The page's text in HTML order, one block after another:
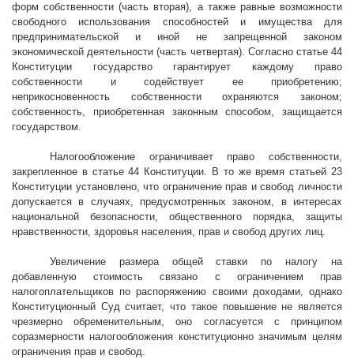
форм собственности (часть вторая), а также равные возможности
свободного использования способностей и имущества для
предпринимательской и иной не запрещенной законом
экономической деятельности (часть четвертая). Согласно статье 44
Конституции государство гарантирует каждому право
собственности и содействует ее приобретению;
неприкосновенность собственности охраняются законом;
собственность, приобретенная законным способом, защищается
государством.
Налогообложение ограничивает право собственности,
закрепленное в статье 44 Конституции. В то же время статьей 23
Конституции установлено, что ограничение прав и свобод личности
допускается в случаях, предусмотренных законом, в интересах
национальной безопасности, общественного порядка, защиты
нравственности, здоровья населения, прав и свобод других лиц.
Увеличение размера общей ставки по налогу на
добавленную стоимость связано с ограничением прав
налогоплательщиков по распоряжению своими доходами, однако
Конституционный Суд считает, что такое повышение не является
чрезмерно обременительным, оно согласуется с принципом
соразмерности налогообложения конституционно значимым целям
ограничения прав и свобод.